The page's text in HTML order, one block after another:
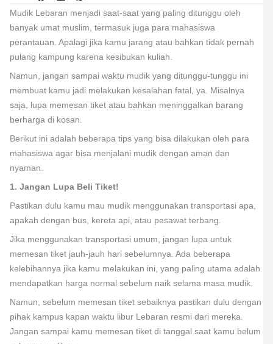
Mudik Lebaran menjadi saat-saat yang paling ditunggu oleh
banyak umat muslim, termasuk juga para mahasiswa
perantauan. Apalagi jika kamu jarang atau bahkan tidak pernah
pulang kampung karena kesibukan kuliah.
Namun, jangan sampai waktu mudik yang ditunggu-tunggu ini
membuat kamu jadi melakukan kesalahan fatal, ya. Misalnya
saja, lupa memesan tiket atau bahkan meninggalkan barang
berharga di kosan.
Berikut ini adalah beberapa tips yang bisa dilakukan oleh para
mahasiswa agar bisa menjalani mudik dengan aman dan
nyaman.
1. Jangan Lupa Beli Tiket!
Pastikan dulu kamu mau mudik menggunakan transportasi apa,
apakah dengan bus, kereta api, atau pesawat terbang.
Jika menggunakan transportasi umum, jangan lupa untuk
memesan tiket jauh-jauh hari sebelumnya. Ada beberapa
kelebihannya jika kamu melakukan ini, yang paling utama adalah
mendapatkan harga normal sebelum naik selama masa mudik.
Namun, sebelum memesan tiket sebaiknya pastikan dulu dengan
pihak kampus kapan waktu libur Lebaran resmi dari mereka.
Jangan sampai kamu memesan tiket di tanggal saat kamu belum